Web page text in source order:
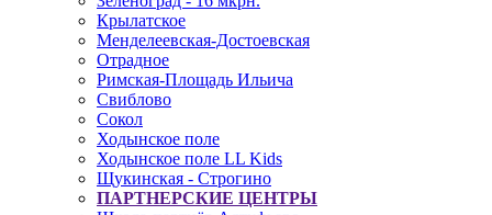
Крылатское
Менделеевская-Достоевская
Отрадное
Римская-Площадь Ильича
Свиблово
Сокол
Ходынское поле
Ходынское поле LL Kids
Щукинская - Строгино
ПАРТНЕРСКИЕ ЦЕНТРЫ